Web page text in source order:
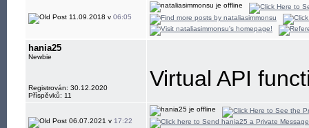
net email
email on your
settings is of
reliable
Call us now!</
11.09.2018 v 06:05
hania25
Newbie
Registrován: 30.12.2020
Příspěvků: 11
Virtual API
06.07.2021 v 17:22